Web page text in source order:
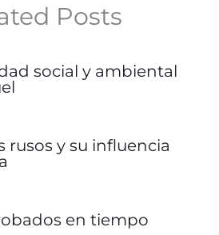
Posts
social y ambiental
rusos y su influencia
en tiempo